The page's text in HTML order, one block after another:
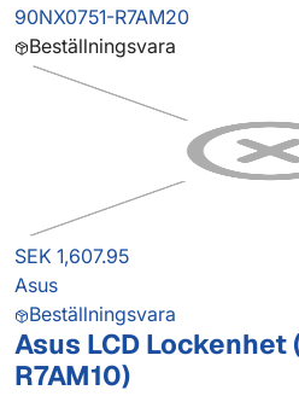
90NX0751-R7AM20
Beställningsvara
SEK 1,607.95
Asus
Beställningsvara
Asus LCD Lockenhet
R7AM10)